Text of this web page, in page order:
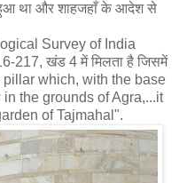
हुआ था और शाहजहाँ के आदेश से
Survey of India
217, खंड 4 में मिलता है जिसमें
pillar which, with the base
the grounds of Agra,...it
of Tajmahal".